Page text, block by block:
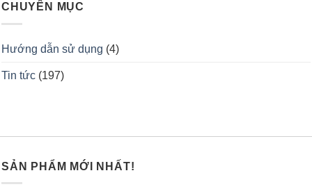
CHUYÊN MỤC
Hướng dẫn sử dụng (4)
Tin tức (197)
SẢN PHẨM MỚI NHẤT!